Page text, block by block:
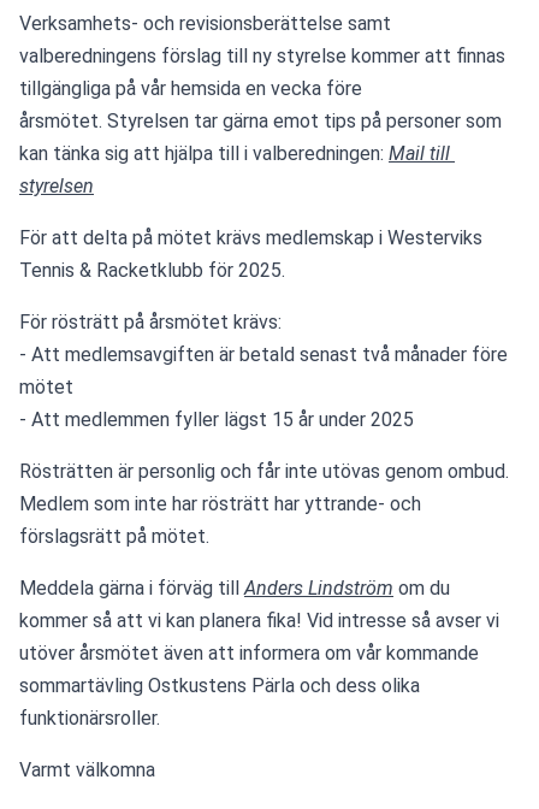
Verksamhets- och revisionsberättelse samt
valberedningens förslag till ny styrelse kommer att finnas
tillgängliga på vår hemsida en vecka före
årsmötet. Styrelsen tar gärna emot tips på personer som
kan tänka sig att hjälpa till i valberedningen: Mail till
styrelsen
För att delta på mötet krävs medlemskap i Westerviks
Tennis & Racketklubb för 2025.
För rösträtt på årsmötet krävs:
- Att medlemsavgiften är betald senast två månader före
mötet
- Att medlemmen fyller lägst 15 år under 2025
Rösträtten är personlig och får inte utövas genom ombud.
Medlem som inte har rösträtt har yttrande- och
förslagsrätt på mötet.
Meddela gärna i förväg till Anders Lindström om du
kommer så att vi kan planera fika! Vid intresse så avser vi
utöver årsmötet även att informera om vår kommande
sommartävling Ostkustens Pärla och dess olika
funktionärsroller.
Varmt välkomna